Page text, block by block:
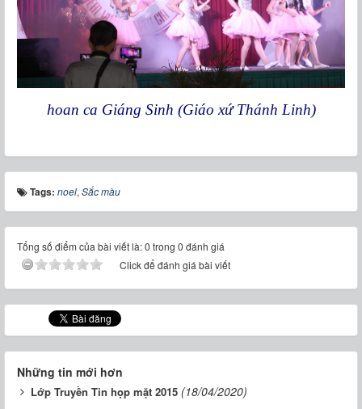
hoan ca Giáng Sinh (Giáo xứ Thánh Linh)
Tags: noel, Sắc màu
Tổng số điểm của bài viết là: 0 trong 0 đánh giá
Click để đánh giá bài viết
Những tin mới hơn
Lớp Truyền Tin họp mặt 2015 (18/04/2020)